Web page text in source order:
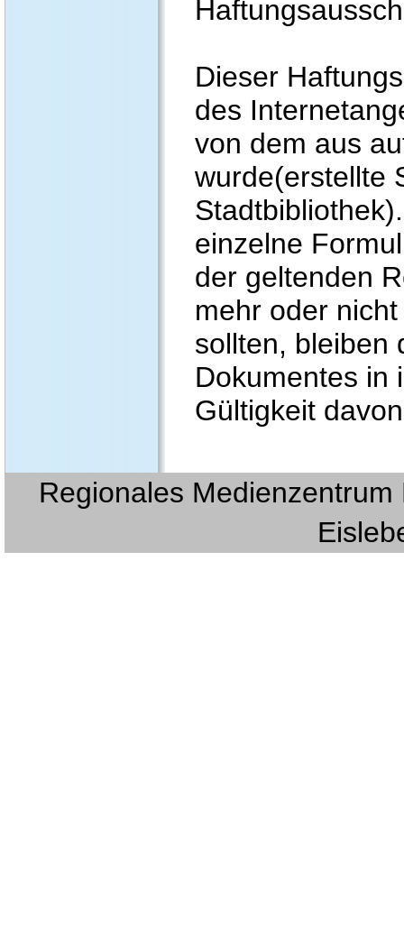
Dieser
des
von dem aus
wurde(erstellte
einzelne
der geltenden
mehr oder
sollten, bleiben
Dokumentes in
Gültigkeit
Regionales